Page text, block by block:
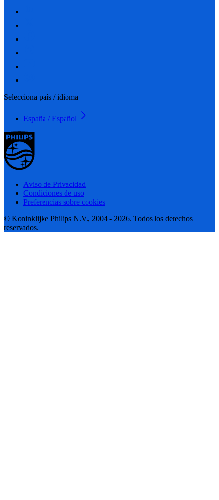
Selecciona país / idioma
España / Español
Aviso de Privacidad
Condiciones de uso
Preferencias sobre cookies
© Koninklijke Philips N.V., 2004 - 2026. Todos los derechos
reservados.